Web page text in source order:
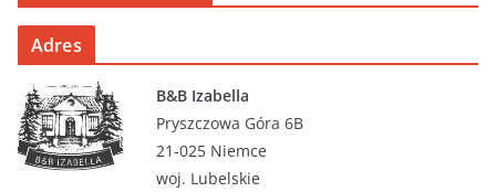
Adres
B&B Izabella
Pryszczowa Góra 6B
21-025 Niemce
woj. Lubelskie